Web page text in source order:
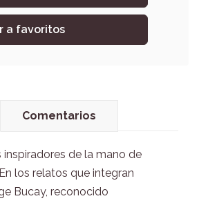
a favoritos
Comentarios
inspiradores de la mano de
los relatos que integran
Bucay, reconocido